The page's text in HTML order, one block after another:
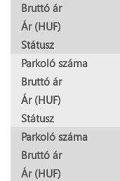
Bruttó ár
Ár (HUF)
Státusz
Parkoló száma
Bruttó ár
Ár (HUF)
Státusz
Parkoló száma
Bruttó ár
Ár (HUF)